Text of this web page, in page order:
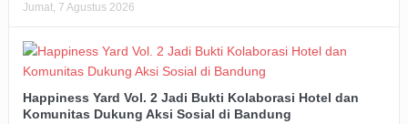
Jumat, 7 Agustus 2026
Happiness Yard Vol. 2 Jadi Bukti Kolaborasi Hotel dan
Komunitas Dukung Aksi Sosial di Bandung